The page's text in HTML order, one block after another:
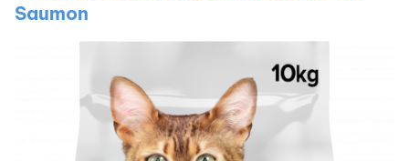
Saumon